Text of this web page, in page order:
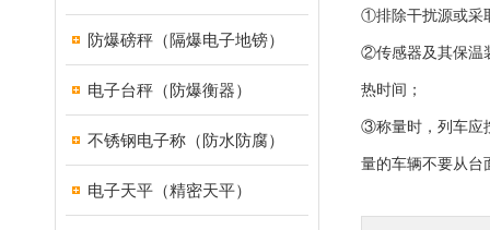
防爆磅秤（隔爆电子地镑）
电子台秤（防爆衡器）
不锈钢电子称（防水防腐）
电子天平（精密天平）
①排除干扰源或采
②传感器及其保温
热时间；
③称量时，列车应
量的车辆不要从台